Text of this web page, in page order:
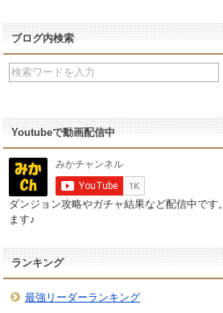
ブログ内検索
Youtubeで動画配信中
ダンジョン攻略やガチャ結果など配信中です
ます♪
ランキング
最強リーダーランキング